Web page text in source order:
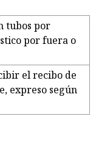
tubos por
por fuera o
el recibo de
expreso según